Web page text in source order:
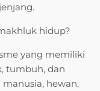
hidup?
yang memiliki
tumbuh, dan
hewan,